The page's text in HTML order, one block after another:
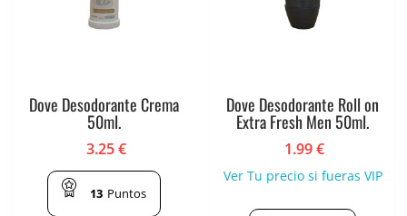
Dove Desodorante Crema
50ml.
3.25€
13 Puntos
Dove Desodorante Roll on
Extra Fresh Men 50ml.
1.99€
Ver Tu precio si fueras VIP